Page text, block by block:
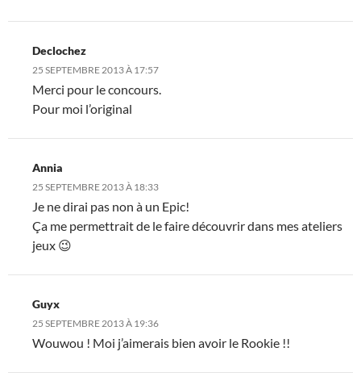
Declochez
25 SEPTEMBRE 2013 À 17:57
Merci pour le concours.
Pour moi l’original
Annia
25 SEPTEMBRE 2013 À 18:33
Je ne dirai pas non à un Epic!
Ça me permettrait de le faire découvrir dans mes ateliers
jeux 😉
Guyx
25 SEPTEMBRE 2013 À 19:36
Wouwou ! Moi j’aimerais bien avoir le Rookie !!